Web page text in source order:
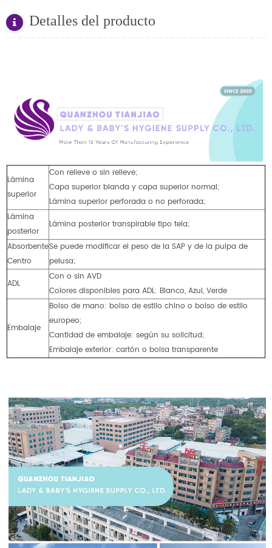
Detalles del producto
Lámina
superior
Con relieve o sin relieve;
Capa superior blanda y capa superior normal;
Lámina superior perforada o no perforada;
Lámina
posterior
Lámina posterior transpirable tipo tela;
Absorbente
Centro
Se puede modificar el peso de la SAP y de la pulpa de
pelusa;
ADL
Con o sin AVD
Colores disponibles para ADL: Blanco, Azul, Verde
Embalaje
Bolso de mano: bolso de estilo chino o bolso de estilo
europeo;
Cantidad de embalaje: según su solicitud;
Embalaje exterior: cartón o bolsa transparente